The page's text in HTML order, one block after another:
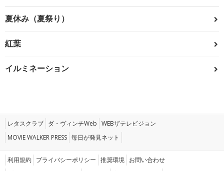
夏休み（夏祭り）
紅葉
イルミネーション
レタスクラブ ダ・ヴィンチWeb WEBザテレビジョン
MOVIE WALKER PRESS 毎日が発見ネット
利用規約 プライバシーポリシー 推奨環境 お問い合わせ